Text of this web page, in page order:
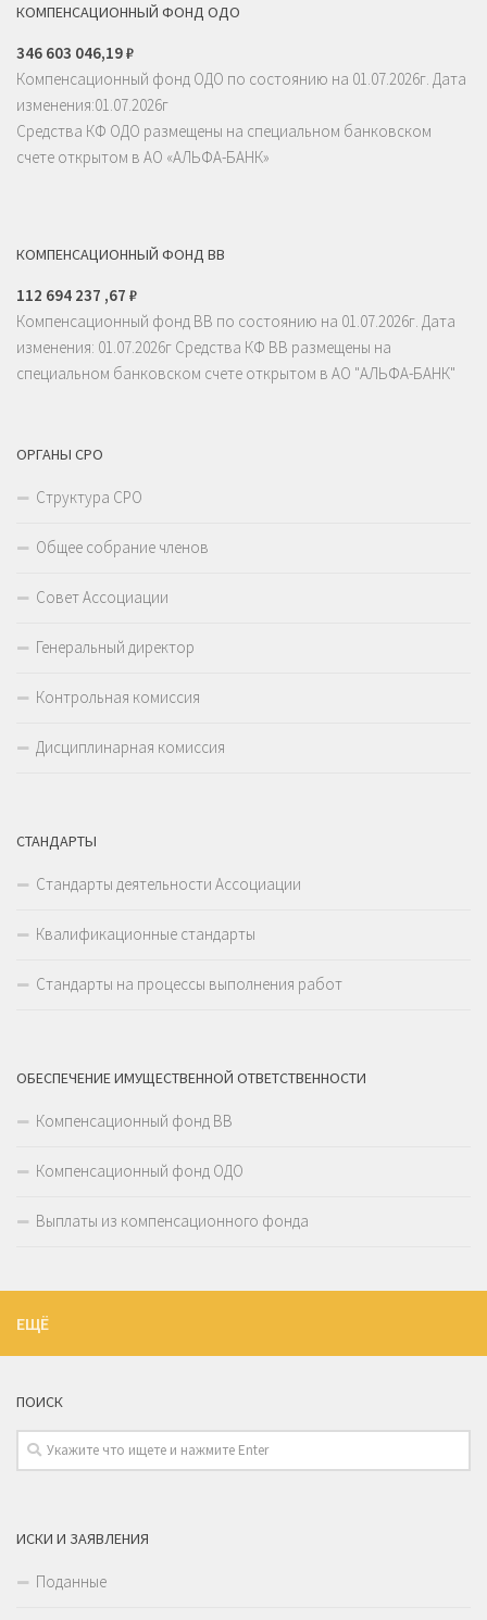
КОМПЕНСАЦИОННЫЙ ФОНД ОДО
346 603 046,19₽
Компенсационный фонд ОДО по состоянию на 01.07.2026г. Дата
изменения:01.07.2026г
Средства КФ ОДО размещены на специальном банковском
счете открытом в АО «АЛЬФА-БАНК»
КОМПЕНСАЦИОННЫЙ ФОНД ВВ
112 694 237 ,67 ₽
Компенсационный фонд ВВ по состоянию на 01.07.2026г. Дата
изменения: 01.07.2026г Средства КФ ВВ размещены на
специальном банковском счете открытом в АО "АЛЬФА-БАНК"
ОРГАНЫ СРО
Структура СРО
Общее собрание членов
Совет Ассоциации
Генеральный директор
Контрольная комиссия
Дисциплинарная комиссия
СТАНДАРТЫ
Стандарты деятельности Ассоциации
Квалификационные стандарты
Стандарты на процессы выполнения работ
ОБЕСПЕЧЕНИЕ ИМУЩЕСТВЕННОЙ ОТВЕТСТВЕННОСТИ
Компенсационный фонд ВВ
Компенсационный фонд ОДО
Выплаты из компенсационного фонда
ЕЩЁ
ПОИСК
ИСКИ И ЗАЯВЛЕНИЯ
Поданные